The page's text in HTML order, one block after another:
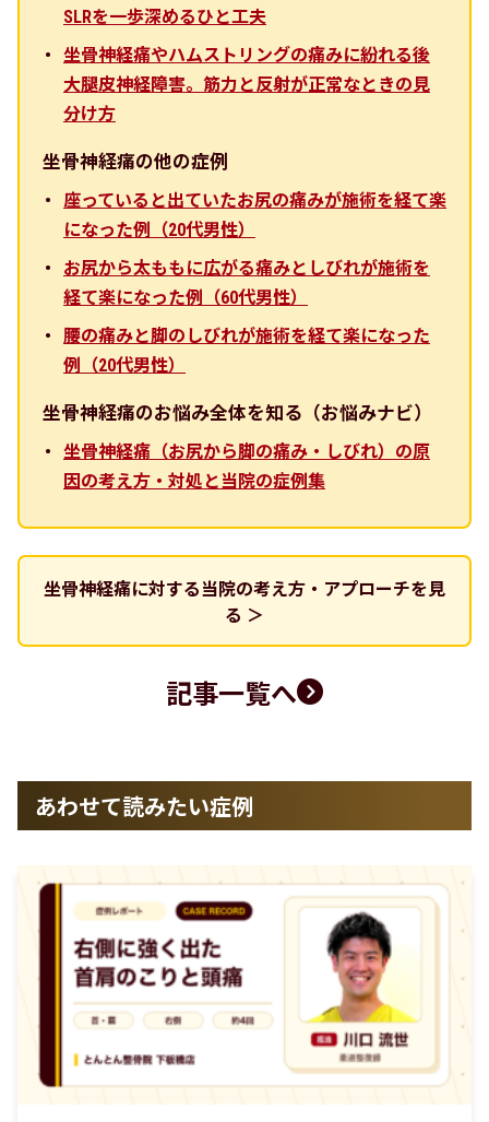
SLRを一歩深めるひと工夫
坐骨神経痛やハムストリングの痛みに紛れる後
大腿皮神経障害。筋力と反射が正常なときの見
分け方
坐骨神経痛の他の症例
座っていると出ていたお尻の痛みが施術を経て楽
になった例（20代男性）
お尻から太ももに広がる痛みとしびれが施術を
経て楽になった例（60代男性）
腰の痛みと脚のしびれが施術を経て楽になった
例（20代男性）
坐骨神経痛のお悩み全体を知る（お悩みナビ）
坐骨神経痛（お尻から脚の痛み・しびれ）の原
因の考え方・対処と当院の症例集
坐骨神経痛に対する当院の考え方・アプローチを見
る ＞
記事一覧へ
あわせて読みたい症例